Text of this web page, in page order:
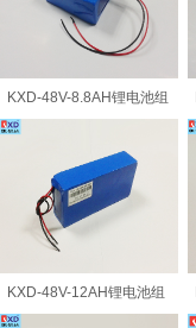
KXD-48V-8.8AH锂电池组
KXD-48V-12AH锂电池组